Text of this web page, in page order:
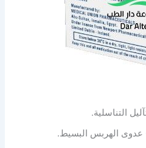
التناسلية.
عدوى الهربس البسيط.